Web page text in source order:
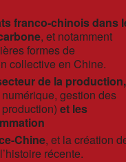
franco-chinois dans
, et notamment
formes de
collective en Chine.
de la production,
numérique, gestion des
et les
Chine, et la création
récente.